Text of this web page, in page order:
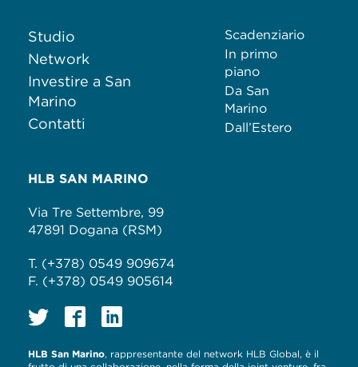
Studio
Network
Investire a San
Marino
Contatti
Scadenziario
In primo
piano
Da San
Marino
Dall’Estero
HLB SAN MARINO
Via Tre Settembre, 99
47891 Dogana (RSM)
T. (+378) 0549 909674
F. (+378) 0549 905614
HLB San Marino, rappresentante del network HLB Global, è il